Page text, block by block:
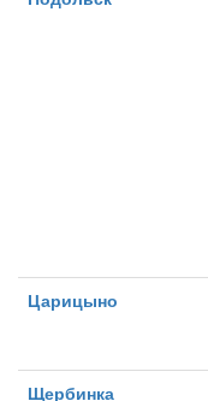
Царицыно
Щербинка